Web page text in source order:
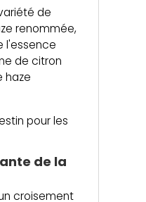
de
renommée,
l'essence
de citron
haze
pour les
de la
croisement